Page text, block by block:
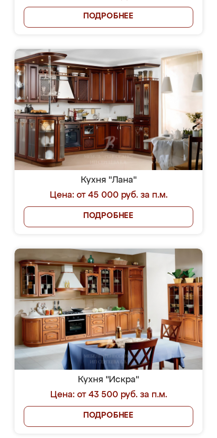
ПОДРОБНЕЕ
Кухня "Лана"
Цена: от 45 000 руб. за п.м.
ПОДРОБНЕЕ
Кухня "Искра"
Цена: от 43 500 руб. за п.м.
ПОДРОБНЕЕ